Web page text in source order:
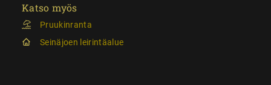
Katso myös
Pruukinranta
Seinäjoen leirintäalue